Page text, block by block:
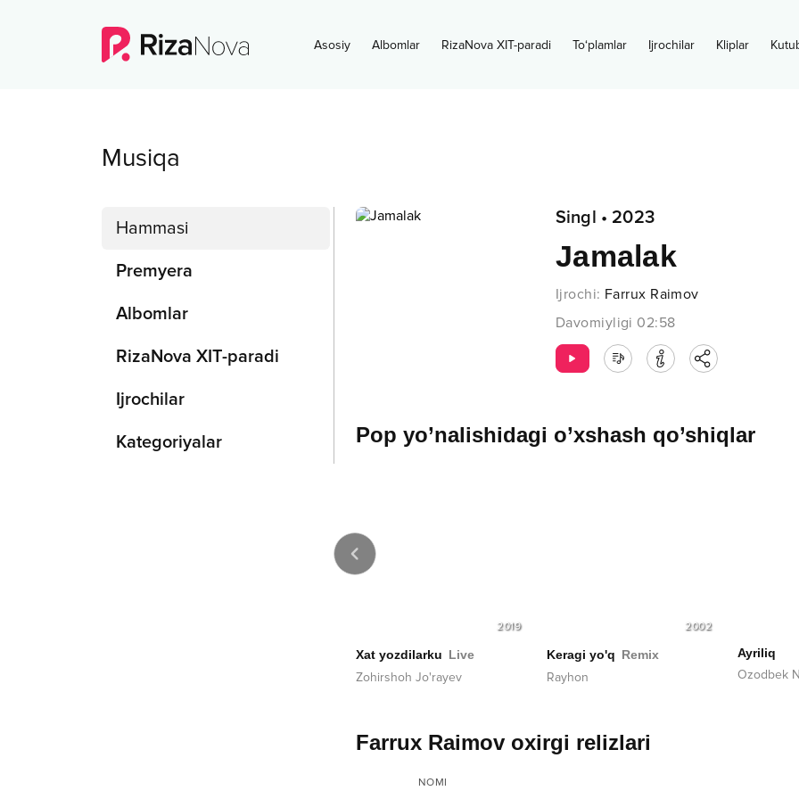
Asosiy Albomlar RizaNova XIT-paradi To‘plamlar Ijrochilar Kliplar
Musiqa
Hammasi
Premyera
Albomlar
RizaNova XIT-paradi
Ijrochilar
Kategoriyalar
Singl • 2023
Jamalak
Ijrochi: Farrux Raimov
Davomiyligi 02:58
Pop yo’nalishidagi o’xshash qo’shiqlar
2019
Xat yozdilarku Live
Zohirshoh Jo'rayev
2002
Keragi yo'q Remix
Rayhon
Ayriliq
Ozodbek
Farrux Raimov oxirgi relizlari
NOMI